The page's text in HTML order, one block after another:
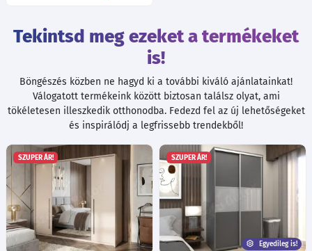
Tekintsd meg ezeket a termékeket
is!
Böngészés közben ne hagyd ki a további kiváló ajánlatainkat!
Válogatott termékeink között biztosan találsz olyat, ami
tökéletesen illeszkedik otthonodba. Fedezd fel az új lehetőségeket
és inspirálódj a legfrissebb trendekből!
SZUPER ÁR! SZUPER ÁR!
Egyedileg is!